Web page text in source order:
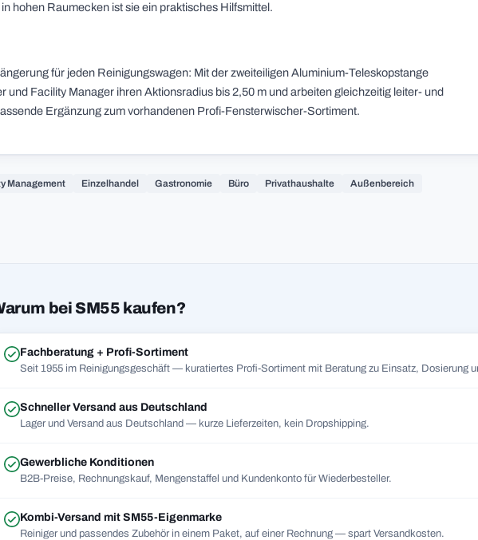
hohen Raumecken ist sie ein praktisches Hilfsmittel.
für jeden Reinigungswagen: Mit der zweiteiligen Aluminium-Teleskopstange
und Facility Manager ihren Aktionsradius bis 2,50 m und arbeiten gleichzeitig leiter- und
Ergänzung zum vorhandenen Profi-Fensterwischer-Sortiment.
Management Einzelhandel Gastronomie Büro Privathaushalte Außenbereich
bei SM55 kaufen?
Fachberatung + Profi-Sortiment
Seit 1955 im Reinigungsgeschäft — kuratiertes Profi-Sortiment mit Beratung zu Einsatz, Dosierung
Schneller Versand aus Deutschland
Lager und Versand aus Deutschland — kurze Lieferzeiten, kein Dropshipping.
Gewerbliche Konditionen
B2B-Preise, Rechnungskauf, Mengenstaffel und Kundenkonto für Wiederbesteller.
Kombi-Versand mit SM55-Eigenmarke
Reiniger und passendes Zubehör in einem Paket, auf einer Rechnung — spart Versandkosten.